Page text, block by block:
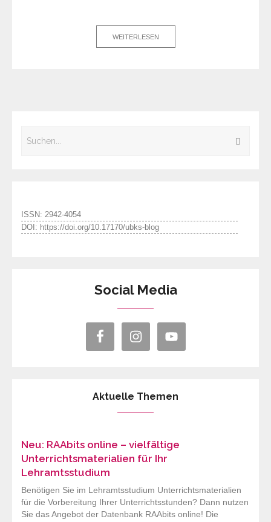
WEITERLESEN
ISSN: 2942-4054
DOI: https://doi.org/10.17170/ubks-blog
Social Media
Aktuelle Themen
Neu: RAAbits online – vielfältige
Unterrichtsmaterialien für Ihr
Lehramtsstudium
Benötigen Sie im Lehramtsstudium Unterrichtsmaterialien
für die Vorbereitung Ihrer Unterrichtsstunden? Dann nutzen
Sie das Angebot der Datenbank RAAbits online! Die